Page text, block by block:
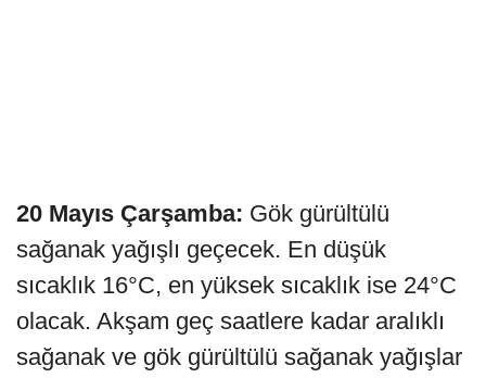
20 Mayıs Çarşamba: Gök gürültülü
sağanak yağışlı geçecek. En düşük
sıcaklık 16°C, en yüksek sıcaklık ise 24°C
olacak. Akşam geç saatlere kadar aralıklı
sağanak ve gök gürültülü sağanak yağışlar